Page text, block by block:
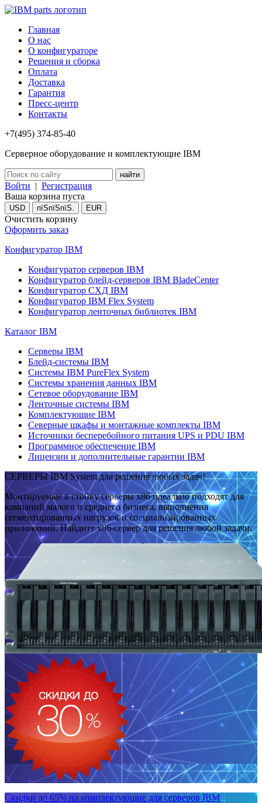
Главная
О нас
О конфигураторе
Решения и сборка
Оплата
Доставка
Гарантия
Пресс-центр
Контакты
+7(495) 374-85-40
Серверное оборудование и комплектующие IBM
Войти | Регистрация
Ваша корзина пуста
USD пїЅпїЅпїЅ. EUR
Очистить корзину
Оформить заказ
Конфигуратор IBM
Конфигуратор серверов IBM
Конфигуратор блейд-серверов IBM BladeCenter
Конфигуратор СХД IBM
Конфигуратор IBM Flex System
Конфигуратор ленточных библиотек IBM
Каталог IBM
Серверы IBM
Блейд-системы IBM
Системы IBM PureFlex System
Системы хранения данных IBM
Сетевое оборудование IBM
Ленточные системы IBM
Комплектующие IBM
Северные шкафы и монтажные комплекты IBM
Источники бесперебойного питания UPS и PDU IBM
Программное обеспечение IBM
Лицензии и дополнительные гарантии IBM
СЕРВЕРЫ IBM System для решения любых задач!
Монтируемые в стойку серверы x86 идеально подходят для
компаний малого и среднего бизнеса, выполнения
сегментированных нагрузок и специализированных
приложений. Найдите x86-сервер для решения любой задачи.
Скидки до 65% на комплектующие для серверов IBM